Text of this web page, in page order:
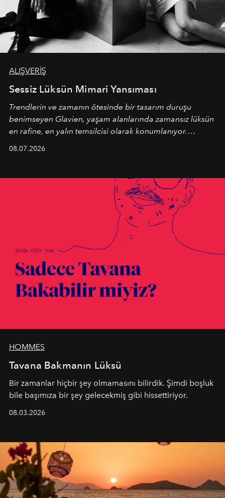
ALIŞVERİŞ
Sessiz Lüksün Mimari Yansıması
Trendlerin ve zamanın ötesinde bir tasarım duruşu
benimseyen Glavien, yaşam alanlarında zamansız lüksün
en rafine, en yalın temsilcisi olarak konumlanıyor.
08.07.2026
HOMMES
Tavana Bakmanın Lüksü
Bir zamanlar hiçbir şey olmamasını bilirdik. Şimdi boşluk
bile başımıza bir şey gelecekmiş gibi hissettiriyor.
08.03.2026